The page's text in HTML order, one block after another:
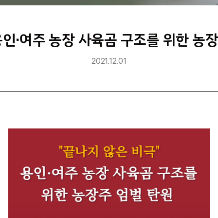
∙여주 농장 사육곰 구조를 위한 농
2021.12.01